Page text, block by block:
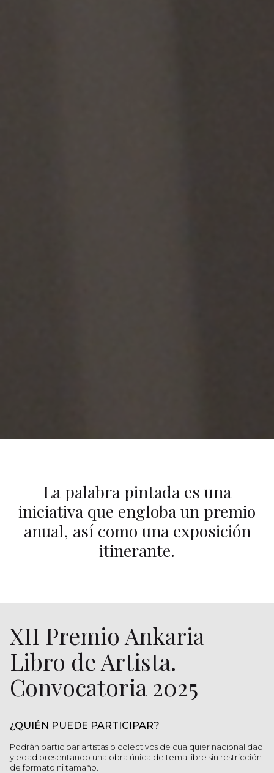
La palabra pintada es una
iniciativa que engloba un premio
anual, así como una exposición
itinerante.
XII Premio Ankaria
Libro de Artista.
Convocatoria 2025
¿QUIÉN PUEDE PARTICIPAR?
Podrán participar artistas o colectivos de cualquier nacionalidad
y edad presentando una obra única de tema libre sin restricción
de formato ni tamaño.